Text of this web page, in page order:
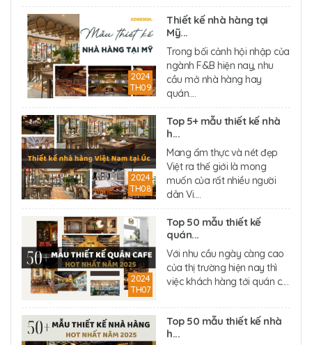
2024
TH09
Thiết kế nhà hàng tại
Mỹ...
Trong bối cảnh hội nhập của
ngành F&B hiện nay, nhu
cầu mở nhà hàng hay
quán....
2024
TH08
Top 5+ mẫu thiết kế nhà
h...
Mang ẩm thực và nét đẹp
Việt ra thế giới là mong
muốn của rất nhiều người
dân Vi....
2024
TH07
Top 50 mẫu thiết kế
quán...
Với nhu cầu ngày càng cao
của thị trường hiện nay thì
việc khách hàng tới quán c....
Top 50 mẫu thiết kế nhà
h...